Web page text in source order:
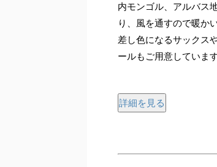
内モンゴル、アルバス
り、風を通すので暖か
差し色になるサックス
ールもご用意しています
詳細を見る